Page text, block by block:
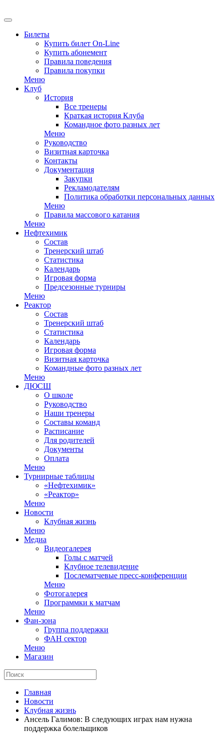
Билеты
Купить билет On-Line
Купить абонемент
Правила поведения
Правила покупки
Меню
Клуб
История
Все тренеры
Краткая история Клуба
Командное фото разных лет
Меню
Руководство
Визитная карточка
Контакты
Документация
Закупки
Рекламодателям
Политика обработки персональных данных
Меню
Правила массового катания
Меню
Нефтехимик
Состав
Тренерский штаб
Статистика
Календарь
Игровая форма
Предсезонные турниры
Меню
Реактор
Состав
Тренерский штаб
Статистика
Календарь
Игровая форма
Визитная карточка
Командные фото разных лет
Меню
ДЮСШ
О школе
Руководство
Наши тренеры
Составы команд
Расписание
Для родителей
Документы
Оплата
Меню
Турнирные таблицы
«Нефтехимик»
«Реактор»
Меню
Новости
Клубная жизнь
Меню
Медиа
Видеогалерея
Голы с матчей
Клубное телевидение
Послематчевые пресс-конференции
Меню
Фотогалерея
Программки к матчам
Меню
Фан-зона
Группа поддержки
ФАН сектор
Меню
Магазин
Главная
Новости
Клубная жизнь
Ансель Галимов: В следующих играх нам нужна
поддержка болельщиков